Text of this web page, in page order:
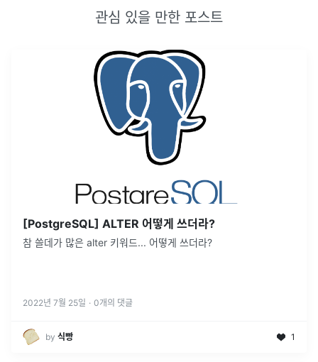
관심 있을 만한 포스트
[PostgreSQL] ALTER 어떻게 쓰더라?
참 쓸데가 많은 alter 키워드... 어떻게 쓰더라?
2022년 7월 25일 · 0개의 댓글
by 식빵 1